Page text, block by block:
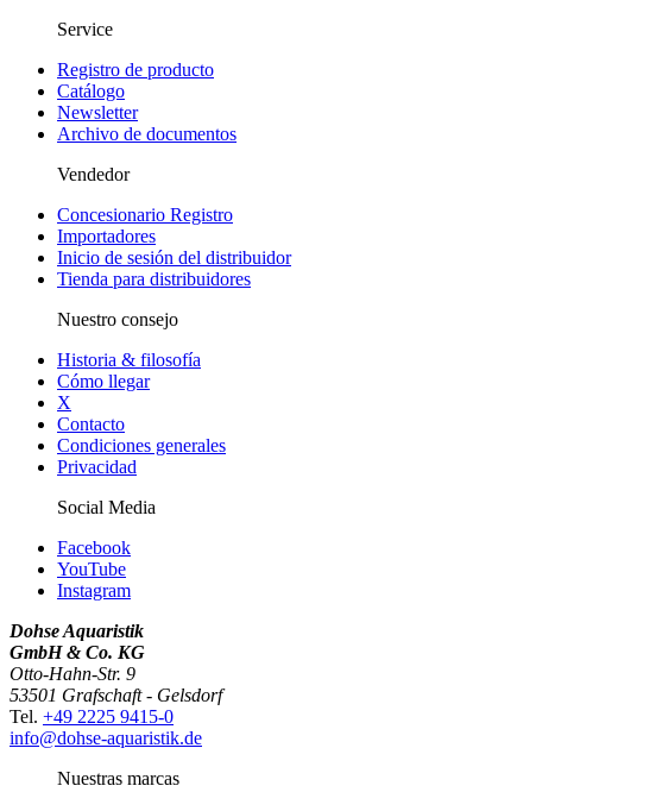
Service
Registro de producto
Catálogo
Newsletter
Archivo de documentos
Vendedor
Concesionario Registro
Importadores
Inicio de sesión del distribuidor
Tienda para distribuidores
Nuestro consejo
Historia & filosofía
Cómo llegar
X
Contacto
Condiciones generales
Privacidad
Social Media
Facebook
YouTube
Instagram
Dohse Aquaristik
GmbH & Co. KG
Otto-Hahn-Str. 9
53501 Grafschaft - Gelsdorf
Tel. +49 2225 9415-0
info@dohse-aquaristik.de
Nuestras marcas